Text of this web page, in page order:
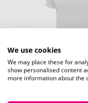
weiss
Sofort
2605
We use cookies
We may place these for
show personalised content
more information about the